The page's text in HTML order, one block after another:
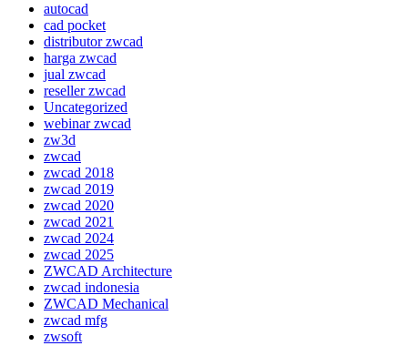
autocad
cad pocket
distributor zwcad
harga zwcad
jual zwcad
reseller zwcad
Uncategorized
webinar zwcad
zw3d
zwcad
zwcad 2018
zwcad 2019
zwcad 2020
zwcad 2021
zwcad 2024
zwcad 2025
ZWCAD Architecture
zwcad indonesia
ZWCAD Mechanical
zwcad mfg
zwsoft